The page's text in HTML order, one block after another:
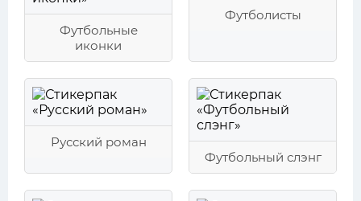
Футбольные
иконки
Футболисты
Русский роман
Футбольный слэнг